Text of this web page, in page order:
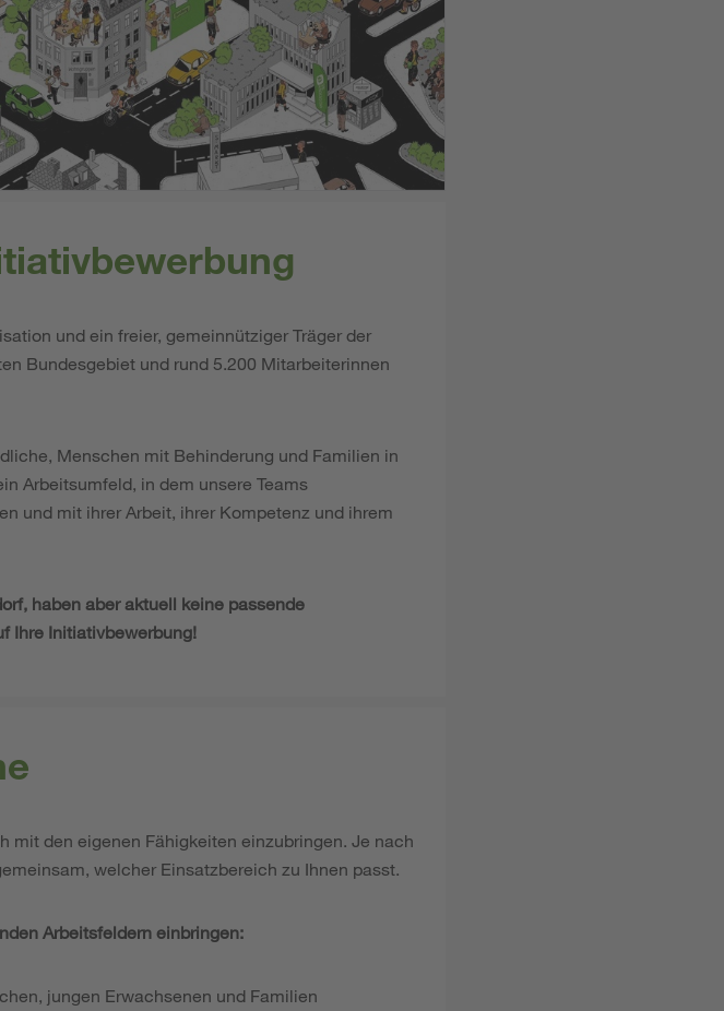
und ein freier, gemeinnütziger Träger der
Bundesgebiet und rund 5.200 Mitarbeiterinnen
Menschen mit Behinderung und Familien in
Arbeitsumfeld, in dem unsere Teams
und mit ihrer Arbeit, ihrer Kompetenz und ihrem
haben aber aktuell keine passende
Ihre Initiativbewerbung!
den eigenen Fähigkeiten einzubringen. Je nach
welcher Einsatzbereich zu Ihnen passt.
Arbeitsfeldern einbringen:
jungen Erwachsenen und Familien